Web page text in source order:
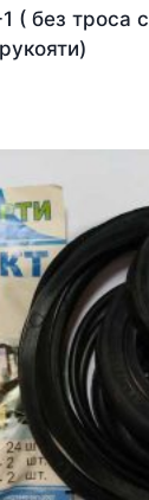
( без троса с